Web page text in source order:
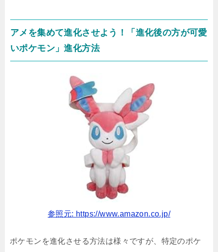
アメを集めて進化させよう！「進化後の方が可愛
いポケモン」進化方法
参照元: https://www.amazon.co.jp/
ポケモンを進化させる方法は様々ですが、特定のポケ